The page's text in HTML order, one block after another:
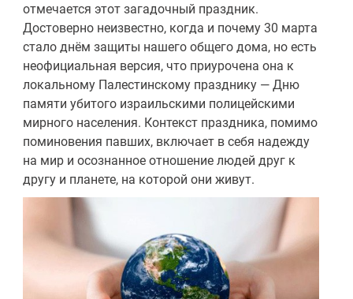
отмечается этот загадочный праздник.
Достоверно неизвестно, когда и почему 30 марта
стало днём защиты нашего общего дома, но есть
неофициальная версия, что приурочена она к
локальному Палестинскому празднику — Дню
памяти убитого израильскими полицейскими
мирного населения. Контекст праздника, помимо
поминовения павших, включает в себя надежду
на мир и осознанное отношение людей друг к
другу и планете, на которой они живут.